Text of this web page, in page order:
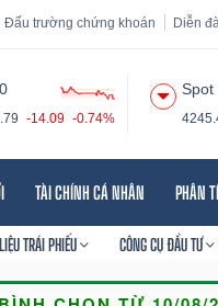
Đấu trường chứng khoán Diễn
-14.09 -0.74%
Spot
TÀI CHÍNH CÁ NHÂN PHÂN
TRÁI PHIẾU CÔNG CỤ ĐẦU TƯ